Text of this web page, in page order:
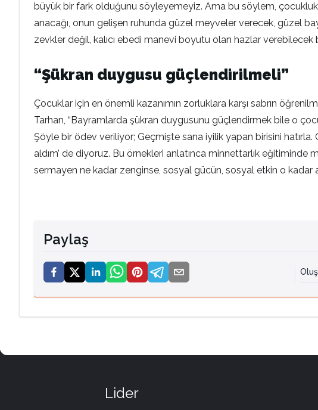
büyük bir fark olduğunu söyleyemeyiz. Ama bu söylem,
anacağı, onun gelişen ruhunda güzel meyveler verecek, güzel
zevkler değil, kalıcı ebedi manevi boyutu olan hazlar verebilecek
“Şükran duygusu güçlendirilmeli”
Çocuklar için en önemli kazanımın zorluklara karşı sabrın
Tarhan, “Bayramlarda şükran duygusunu güçlendirmek bile o
Şöyle bir ödev veriliyor; Geçmişte sana iyilik yapan birisini
aldım’ de diyoruz. Bu örnekleri anlatınca minnettarlık eğitiminde
sermayen ne kadar zenginse, sosyal gücün, sosyal etkin o kadar
Paylaş
Lider